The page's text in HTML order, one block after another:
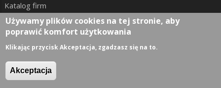
Katalog firm
Informator medyczny
Kontakt
Redakcja:Suwalski Serwis Informacyjny ul. Kościuszki
Używamy plików cookies na tej stronie, aby
poprawić komfort użytkowania
Klikając przycisk Akceptacja, zgadzasz się na to.
Akceptacja